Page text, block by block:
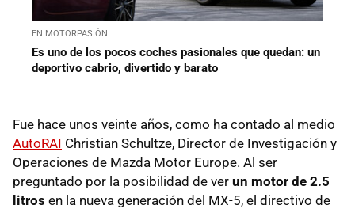
EN MOTORPASIÓN
Es uno de los pocos coches pasionales que quedan: un
deportivo cabrio, divertido y barato
Fue hace unos veinte años, como ha contado al medio
AutoRAI Christian Schultze, Director de Investigación y
Operaciones de Mazda Motor Europe. Al ser
preguntado por la posibilidad de ver un motor de 2.5
litros en la nueva generación del MX-5, el directivo de